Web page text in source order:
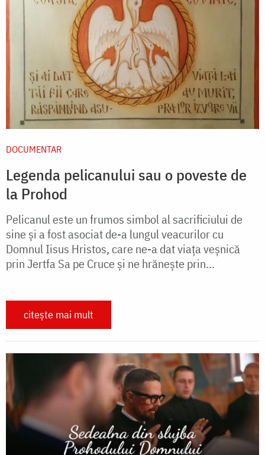
DOCUMENTAR
Legenda pelicanului sau o poveste de
la Prohod
Pelicanul este un frumos simbol al sacrificiului de
sine și a fost asociat de-a lungul veacurilor cu
Domnul Iisus Hristos, care ne-a dat viața veșnică
prin Jertfa Sa pe Cruce și ne hrănește prin...
citește mai mult